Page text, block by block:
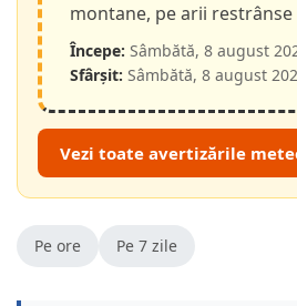
montane, pe arii restrânse
Începe: Sâmbătă, 8 august
Sfârșit: Sâmbătă, 8 august
Vezi toate avertizările
Pe ore Pe 7 zile